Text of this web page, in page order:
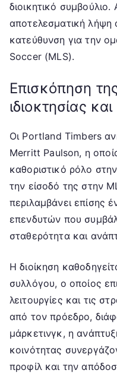
διοικητικό
αποτελεσματική λήψη
κατεύθυνση για την
Soccer (MLS).
Επισκόπηση
ιδιοκτησίας
Οι Portland Timbers
Merritt Paulson, η
καθοριστικό ρόλο
την είσοδό της στην
περιλαμβάνει επίσης
επενδυτών που
σταθερότητα και
Η διοίκηση
συλλόγου, ο οποίος
λειτουργίες και τις
από τον πρόεδρο,
μάρκετινγκ, η
κοινότητας
προφίλ και την